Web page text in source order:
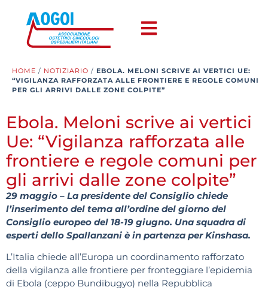
HOME / NOTIZIARIO / EBOLA. MELONI SCRIVE AI VERTICI UE:
“VIGILANZA RAFFORZATA ALLE FRONTIERE E REGOLE COMUNI
PER GLI ARRIVI DALLE ZONE COLPITE”
Ebola. Meloni scrive ai vertici
Ue: “Vigilanza rafforzata alle
frontiere e regole comuni per
gli arrivi dalle zone colpite”
29 maggio – La presidente del Consiglio chiede
l’inserimento del tema all’ordine del giorno del
Consiglio europeo del 18-19 giugno. Una squadra di
esperti dello Spallanzani è in partenza per Kinshasa.
L’Italia chiede all’Europa un coordinamento rafforzato
della vigilanza alle frontiere per fronteggiare l’epidemia
di Ebola (ceppo Bundibugyo) nella Repubblica